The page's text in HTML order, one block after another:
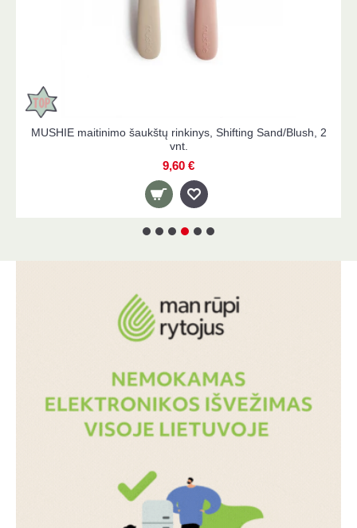
MUSHIE maitinimo šaukštų rinkinys, Shifting Sand/Blush, 2
vnt.
9,60 €